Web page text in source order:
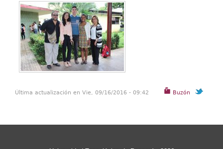
Buzón
Última actualización en Vie, 09/16/2016 - 09:42